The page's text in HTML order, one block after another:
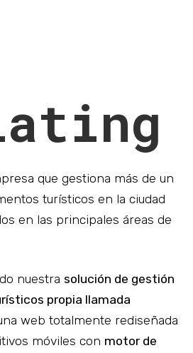
que gestiona más de un
turísticos en la ciudad
en las principales áreas de
nuestra solución de gestión
propia llamada
web totalmente rediseñada
móviles con motor de